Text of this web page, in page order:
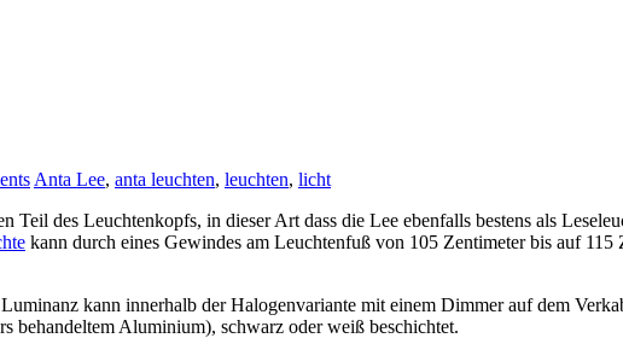
Anta Lee, anta leuchten, leuchten, licht
Teil des Leuchtenkopfs, in dieser Art dass die Lee ebenfalls bestens als
kann durch eines Gewindes am Leuchtenfuß von 105 Zentimeter bis auf
kann innerhalb der Halogenvariante mit einem Dimmer auf dem
behandeltem Aluminium), schwarz oder weiß beschichtet.